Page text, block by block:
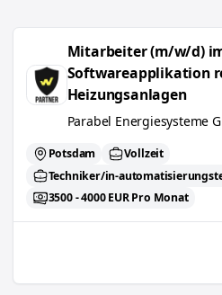
Mitarbeiter (m/w/d) im Bereich
Mitarbeiter (m/w/d)
Softwareapplikation
Heizungsanlagen
Parabel Energiesysteme
Potsdam
Vollzeit
Techniker/in-
3500 - 4000 EUR Pro Monat